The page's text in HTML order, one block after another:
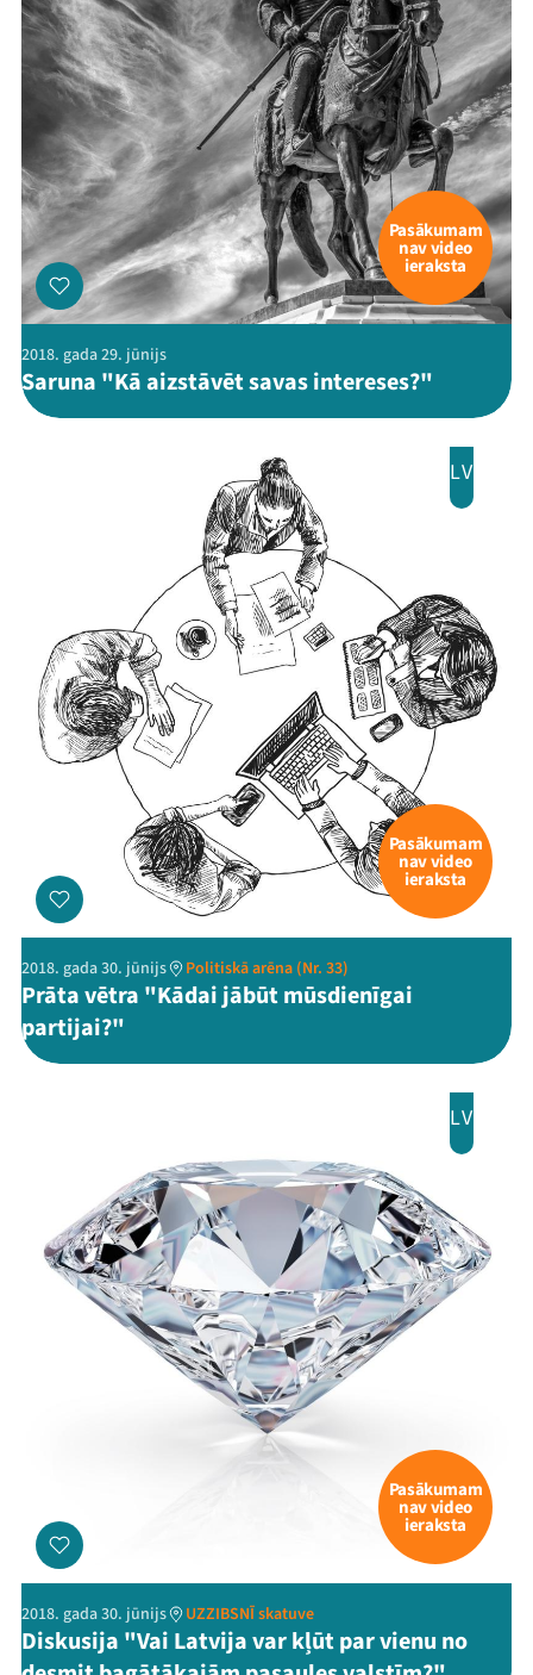
Mana programma
Festivāls
Arhīvs
Viņi bija LAMPĀ 2026
Jaunumi
Ziedo
Veikals
Kontakti
ThreadsFacebookYoutube
X Instagram
Flick TikTok
Pasākumam
nav video
ieraksta
2018. gada 29. jūnijs
Saruna "Kā aizstāvēt savas intereses?"
LV
Pasākumam
nav video
ieraksta
2018. gada 30. jūnijs Politiskā arēna (Nr. 33)
Prāta vētra "Kādai jābūt mūsdienīgai
partijai?"
LV
Pasākumam
nav video
ieraksta
2018. gada 30. jūnijs UZZIBSNĪ skatuve
Diskusija "Vai Latvija var kļūt par vienu no